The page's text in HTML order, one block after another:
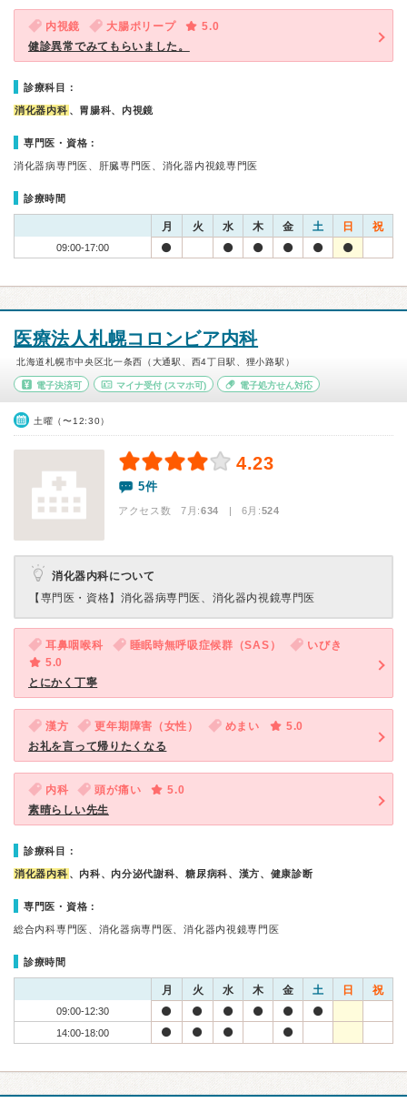
内視鏡 大腸ポリープ
5.0
健診異常でみてもらいました。
診療科目：
消化器内科 、胃腸科、内視鏡
専門医・資格：
消化器病専門医、肝臓専門医、消化器内視鏡専門医
診療時間
月 火 水 木 金 土 日 祝
09:00-17:00
医療法人札幌コロンビア内科
北海道札幌市中央区北一条西（大通駅、西4丁目駅、狸小路駅）
電子決済可 マイナ受付(スマホ可) 電子処方せん対応
土曜（〜12:30）
4.23
5件
アクセス数 7月:634 | 6月:524
消化器内科について
【専門医・資格】 消化器病専門医、消化器内視鏡専門医
耳鼻咽喉科 睡眠時無呼吸症候群（SAS）
いびき
5.0
とにかく丁寧
漢方 更年期障害（女性） めまい
5.0
お礼を言って帰りたくなる
内科 頭が痛い
5.0
素晴らしい先生
診療科目：
消化器内科 、内科、内分泌代謝科、糖尿病科、漢方、健康診断
専門医・資格：
総合内科専門医、消化器病専門医、消化器内視鏡専門医
診療時間
月 火 水 木 金 土 日 祝
09:00-12:30
14:00-18:00